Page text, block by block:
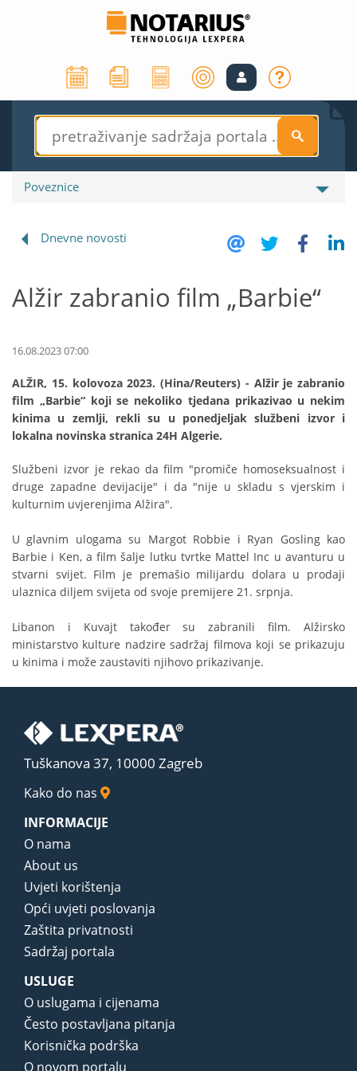
S
Poveznice
Dnevne novosti
Alžir zabranio film „Barbie“
16.08.2023 07:00
ALŽIR, 15. kolovoza 2023. (Hina/Reuters) - Alžir je zabranio
film „Barbie“ koji se nekoliko tjedana prikazivao u nekim
kinima u zemlji, rekli su u ponedjeljak službeni izvor i
lokalna novinska stranica 24H Algerie.
Službeni izvor je rekao da film "promiče homoseksualnost i
druge zapadne devijacije" i da "nije u skladu s vjerskim i
kulturnim uvjerenjima Alžira".
U glavnim ulogama su Margot Robbie i Ryan Gosling kao
Barbie i Ken, a film šalje lutku tvrtke Mattel Inc u avanturu u
stvarni svijet. Film je premašio milijardu dolara u prodaji
ulaznica diljem svijeta od svoje premijere 21. srpnja.
Libanon i Kuvajt također su zabranili film. Alžirsko
ministarstvo kulture nadzire sadržaj filmova koji se prikazuju
u kinima i može zaustaviti njihovo prikazivanje.
Tuškanova 37, 10000 Zagreb
Kako do nas
INFORMACIJE
O nama
About us
Uvjeti korištenja
Opći uvjeti poslovanja
Zaštita privatnosti
Sadržaj portala
USLUGE
O uslugama i cijenama
Često postavljana pitanja
Korisnička podrška
O novom portalu